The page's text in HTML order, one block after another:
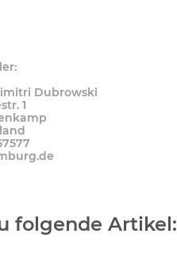
Dubrowski
1
folgende Artikel: